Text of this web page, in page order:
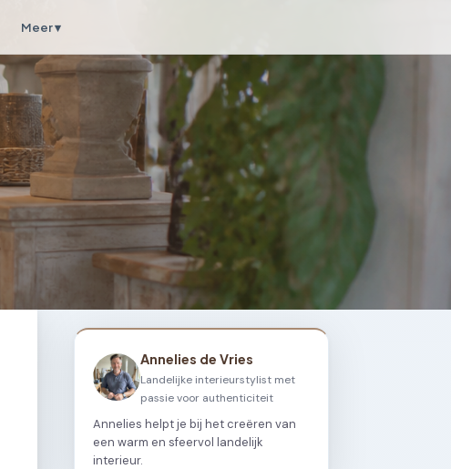
Meer ▾
Annelies de Vries
Landelijke interieurstylist met
passie voor authenticiteit
Annelies helpt je bij het creëren van
een warm en sfeervol landelijk
interieur.